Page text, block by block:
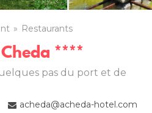
Restaurants
****
pas du port et de
acheda@acheda-hotel.com